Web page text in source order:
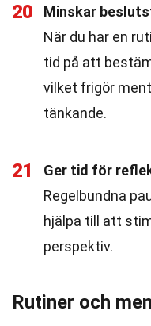
20
Minskar
När du har en
tid på att
vilket frigör
tänkande.
21
Ger tid för
Regelbundna
hjälpa till att
perspektiv.
Rutiner och